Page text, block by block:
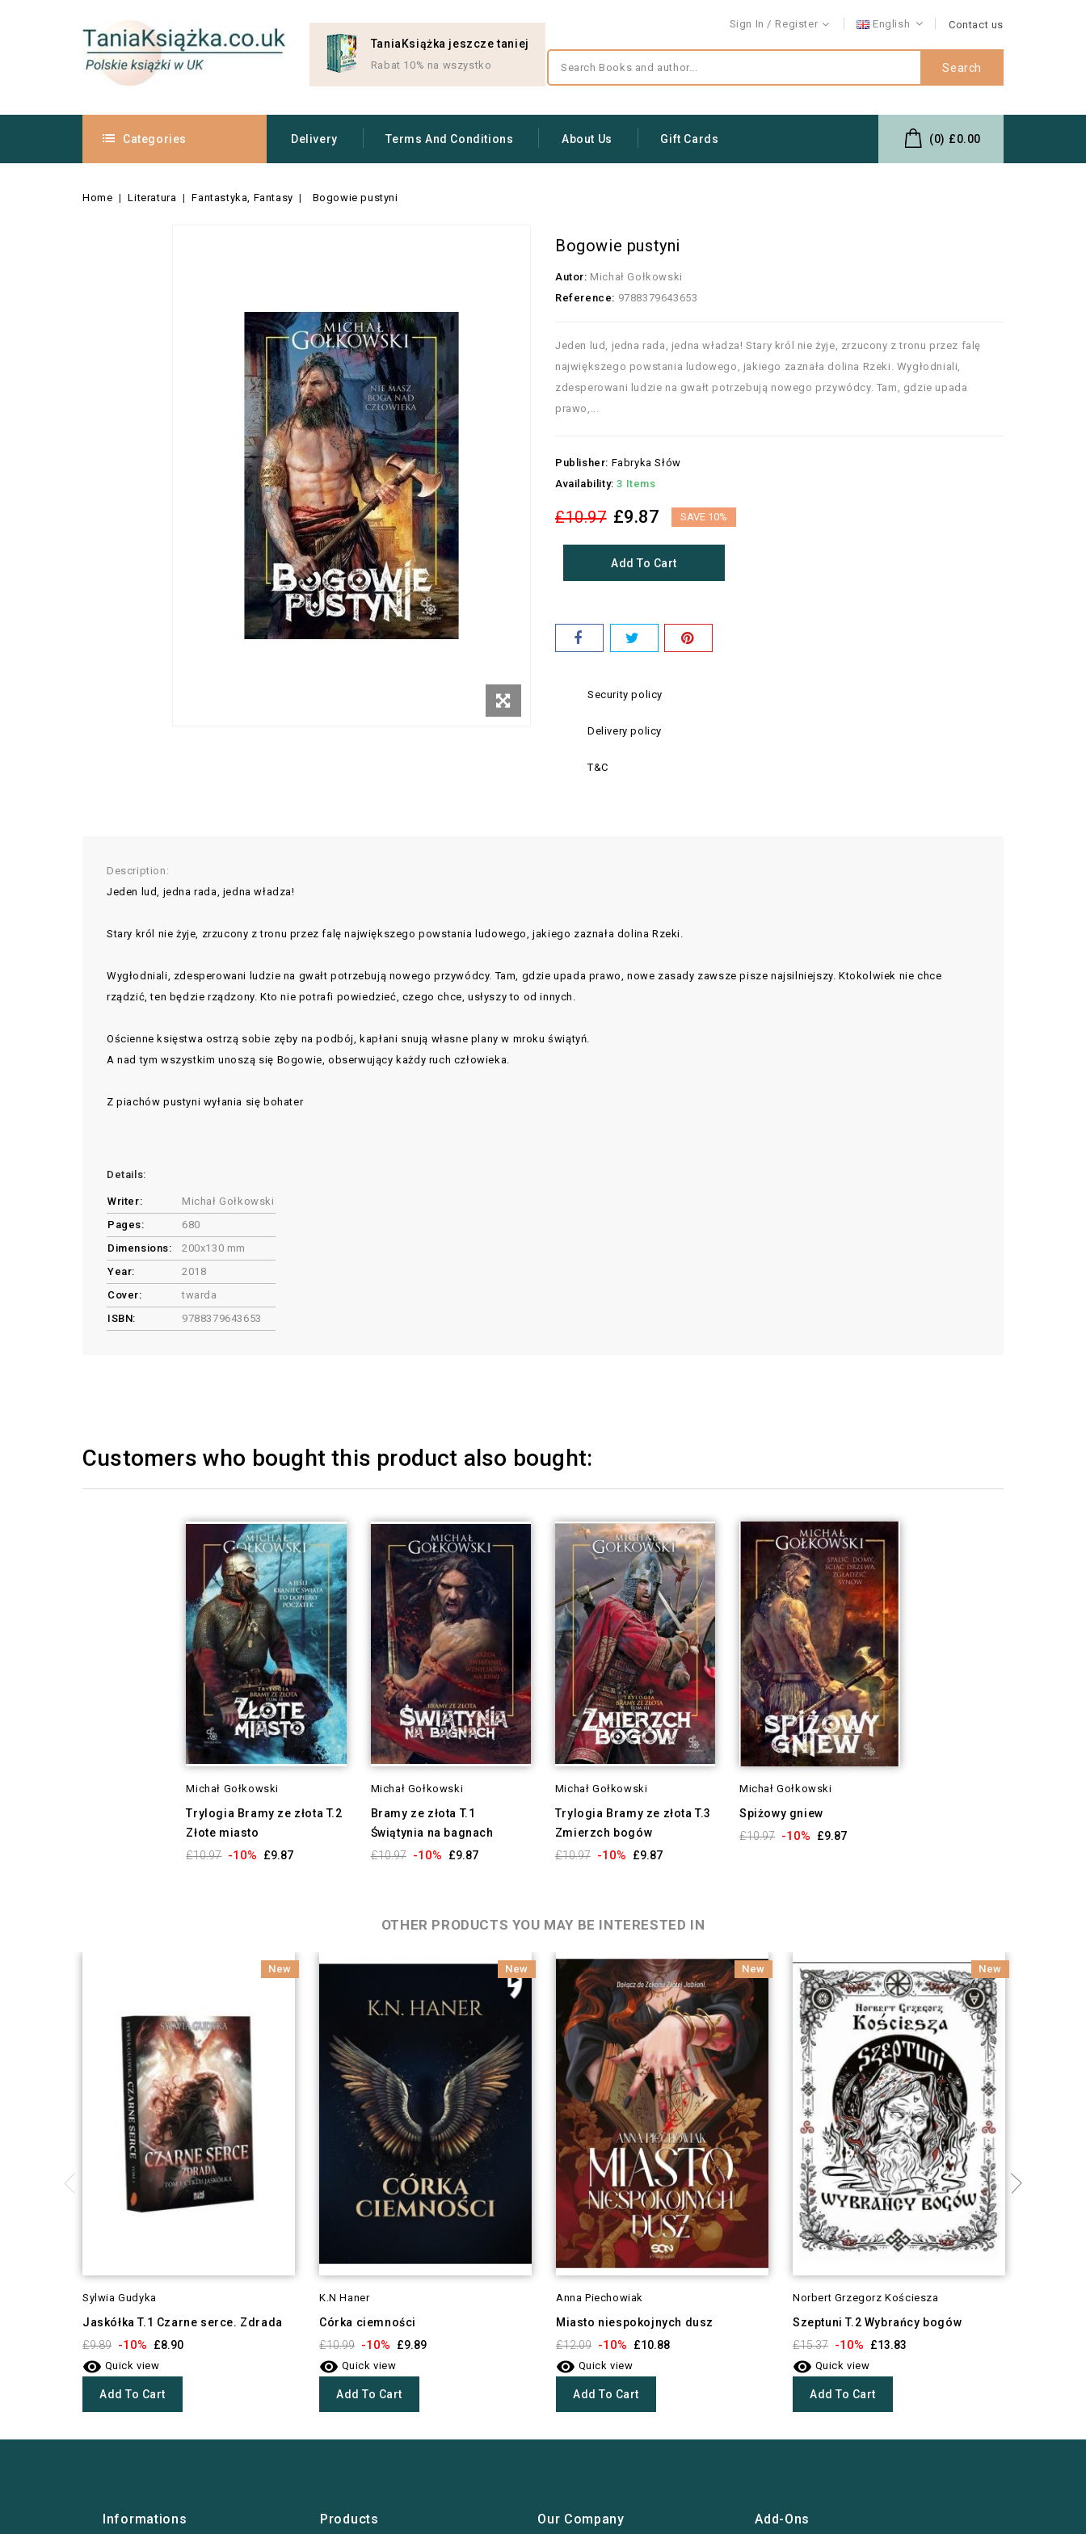
Sign In Register English Contact us
TaniaKsiążka jeszcze taniej
Rabat 10% na wszystko Search
Categories Delivery Terms And Conditions About Us Gift Cards (0) £0.00
Home Literatura Fantastyka, Fantasy Bogowie pustyni
Bogowie pustyni
Autor: Michał Gołkowski
Reference: 9788379643653
Jeden lud, jedna rada, jedna władza! Stary król nie żyje, zrzucony z tronu przez falę
największego powstania ludowego, jakiego zaznała dolina Rzeki. Wygłodniali,
zdesperowani ludzie na gwałt potrzebują nowego przywódcy. Tam, gdzie upada
prawo,...
Publisher: Fabryka Słów
Availability: 3 Items
£10.97 £9.87 SAVE 10%
Add To Cart
Security policy
Delivery policy
T&C
Description:
Jeden lud, jedna rada, jedna władza!
Stary król nie żyje, zrzucony z tronu przez falę największego powstania ludowego, jakiego zaznała dolina Rzeki.
Wygłodniali, zdesperowani ludzie na gwałt potrzebują nowego przywódcy. Tam, gdzie upada prawo, nowe zasady zawsze pisze najsilniejszy. Ktokolwiek nie chce
rządzić, ten będzie rządzony. Kto nie potrafi powiedzieć, czego chce, usłyszy to od innych.
Ościenne księstwa ostrzą sobie zęby na podbój, kapłani snują własne plany w mroku świątyń.
A nad tym wszystkim unoszą się Bogowie, obserwujący każdy ruch człowieka.
Z piachów pustyni wyłania się bohater
Details:
Writer:
Michał Gołkowski
Pages:
680
Dimensions:
200x130 mm
Year:
2018
Cover:
twarda
ISBN:
9788379643653
Customers who bought this product also bought:
Michał Gołkowski
Trylogia Bramy ze złota T.2
Złote miasto
£10.97 -10% £9.87
Michał Gołkowski
Bramy ze złota T.1
Świątynia na bagnach
£10.97 -10% £9.87
Michał Gołkowski
Trylogia Bramy ze złota T.3
Zmierzch bogów
£10.97 -10% £9.87
Michał Gołkowski
Spiżowy gniew
£10.97 -10% £9.87
OTHER PRODUCTS YOU MAY BE INTERESTED IN
New
Sylwia Gudyka
Jaskółka T.1 Czarne serce. Zdrada
£9.89 -10% £8.90
 Quick view
Add To Cart
New
K.N Haner
Córka ciemności
£10.99 -10% £9.89
 Quick view
Add To Cart
New
Anna Piechowiak
Miasto niespokojnych dusz
£12.09 -10% £10.88
 Quick view
Add To Cart
New
Norbert Grzegorz Kościesza
Szeptuni T.2 Wybrańcy bogów
£15.37 -10% £13.83
 Quick view
Add To Cart
Informations Products Our Company Add-Ons